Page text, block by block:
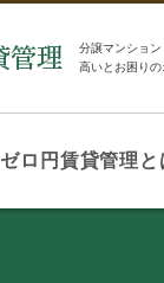
分譲マンショ
高いとお困り
ゼロ円賃貸管理と